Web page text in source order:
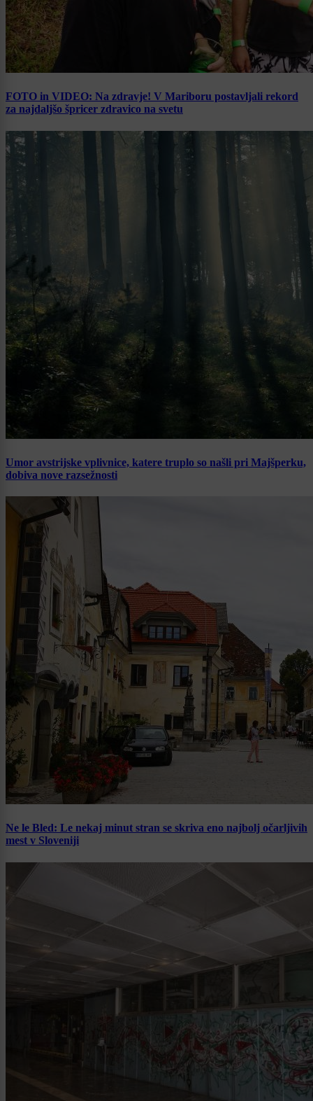
FOTO in VIDEO: Na zdravje! V Mariboru postavljali rekord
za najdaljšo špricer zdravico na svetu
Umor avstrijske vplivnice, katere truplo so našli pri Majšperku,
dobiva nove razsežnosti
Ne le Bled: Le nekaj minut stran se skriva eno najbolj očarljivih
mest v Sloveniji